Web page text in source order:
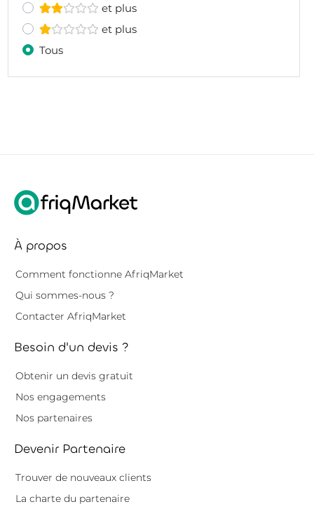
et plus
et plus
Tous
À propos
Comment fonctionne AfriqMarket
Qui sommes-nous ?
Contacter AfriqMarket
Besoin d'un devis ?
Obtenir un devis gratuit
Nos engagements
Nos partenaires
Devenir Partenaire
Trouver de nouveaux clients
La charte du partenaire